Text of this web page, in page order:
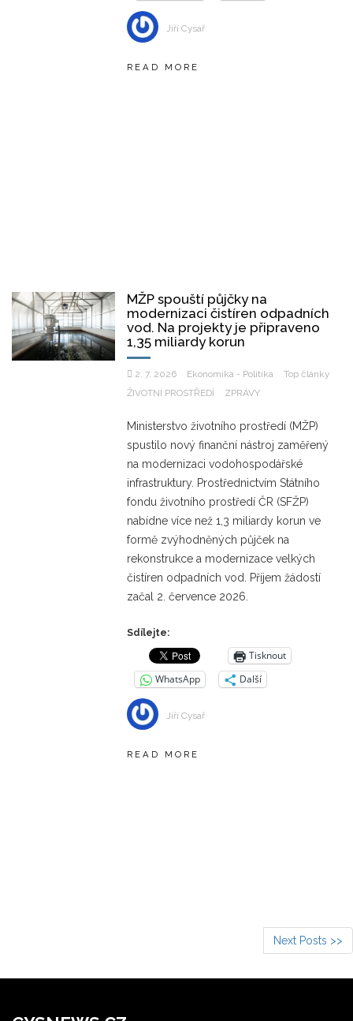
Jiří Cysař
READ MORE
MŽP spouští půjčky na
modernizaci čistíren odpadních
vod. Na projekty je připraveno
1,35 miliardy korun
2. 7. 2026 Ekonomika - Politika
Top články
ŽIVOTNÍ PROSTŘEDÍ
ZPRÁVY
Ministerstvo životního prostředí (MŽP)
spustilo nový finanční nástroj zaměřený
na modernizaci vodohospodářské
infrastruktury. Prostřednictvím Státního
fondu životního prostředí ČR (SFŽP)
nabídne více než 1,3 miliardy korun ve
formě zvýhodněných půjček na
rekonstrukce a modernizace velkých
čistíren odpadních vod. Příjem žádostí
začal 2. července 2026.
Sdílejte:
Tisknout
WhatsApp
Další
Jiří Cysař
READ MORE
Next Posts >>